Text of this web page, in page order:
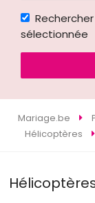
sélectionnée
Mariage.be
Hélicoptères